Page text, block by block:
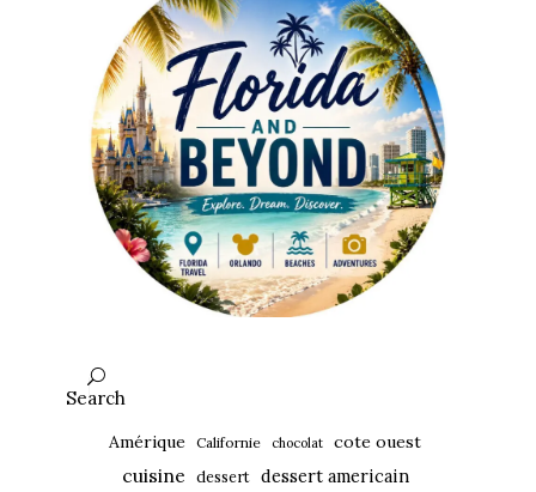
Search
Amérique Californie chocolat cote ouest
cuisine dessert dessert americain